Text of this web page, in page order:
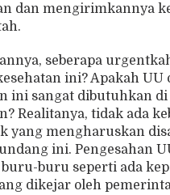
dan mengirimkannya
seberapa
ini? Apakah UU
ini sangat dibutuhkan
Realitanya, tidak ada
yang mengharuskan
ini. Pengesahan
buru seperti ada
dikejar oleh